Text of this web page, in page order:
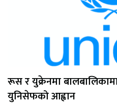
रूस र युक्रेनमा
युनिसेफको आह्वान